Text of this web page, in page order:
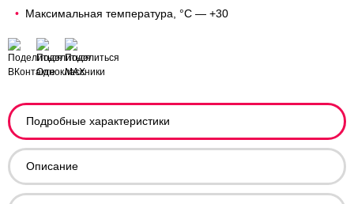
Максимальная температура, °C — +30
Подробные характеристики
Описание